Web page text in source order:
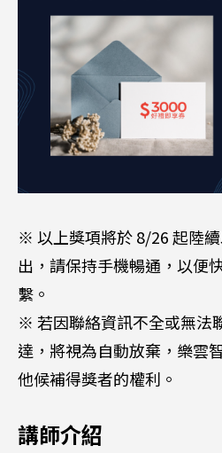
※ 以上獎項將於 8/26 起陸
出，請保持手機暢通，以便
繫。
※ 若因聯絡資訊不全或無法
達，將視為自動放棄，樂雲
他候補得獎者的權利。
講師介紹